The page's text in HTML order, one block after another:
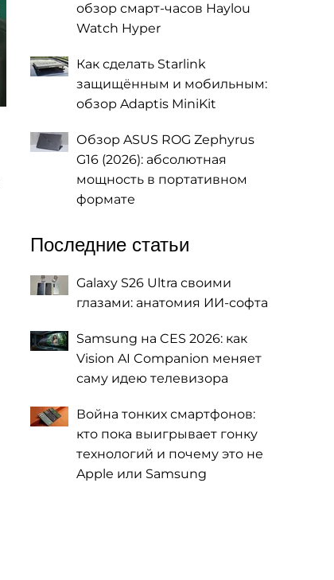
обзор смарт-часов Haylou
Watch Hyper
Как сделать Starlink
защищённым и мобильным:
обзор Adaptis MiniKit
Обзор ASUS ROG Zephyrus
G16 (2026): абсолютная
мощность в портативном
формате
Последние статьи
Galaxy S26 Ultra своими
глазами: анатомия ИИ-софта
Samsung на CES 2026: как
Vision AI Companion меняет
саму идею телевизора
Война тонких смартфонов:
кто пока выигрывает гонку
технологий и почему это не
Apple или Samsung